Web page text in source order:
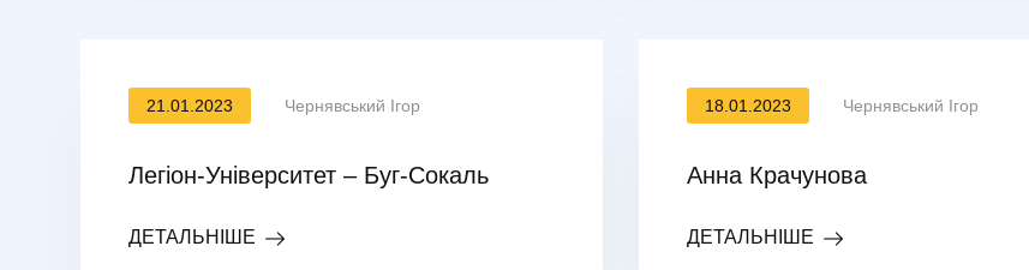
21.01.2023 Чернявський Ігор
Легіон-Університет – Буг-Сокаль
ДЕТАЛЬНІШЕ
18.01.2023 Чернявський Ігор
Анна Крачунова
ДЕТАЛЬНІШЕ